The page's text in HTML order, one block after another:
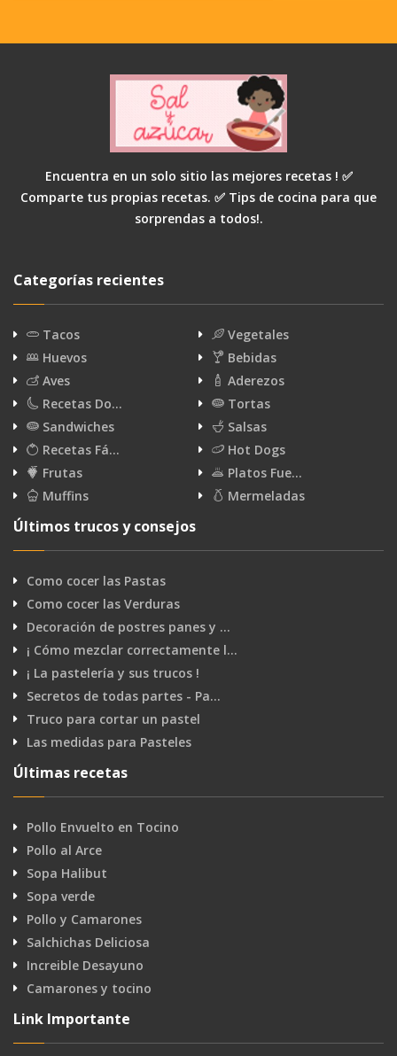
Encuentra en un solo sitio las mejores recetas ! ✅
Comparte tus propias recetas. ✅ Tips de cocina para que
sorprendas a todos!.
Categorías recientes
Tacos
Vegetales
Huevos
Bebidas
Aves
Aderezos
Recetas Do…
Tortas
Sandwiches
Salsas
Recetas Fá…
Hot Dogs
Frutas
Platos Fue…
Muffins
Mermeladas
Últimos trucos y consejos
Como cocer las Pastas
Como cocer las Verduras
Decoración de postres panes y …
¡ Cómo mezclar correctamente l…
¡ La pastelería y sus trucos !
Secretos de todas partes - Pa…
Truco para cortar un pastel
Las medidas para Pasteles
Últimas recetas
Pollo Envuelto en Tocino
Pollo al Arce
Sopa Halibut
Sopa verde
Pollo y Camarones
Salchichas Deliciosa
Increible Desayuno
Camarones y tocino
Link Importante